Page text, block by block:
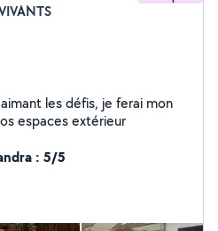
les défis, je ferai mon
espaces extérieur
: 5/5